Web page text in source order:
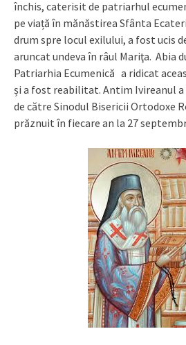
închis, caterisit de patriarhul
pe viață în mănăstirea Sfânta
drum spre locul exilului, a fost ucis
aruncat undeva în râul Mariţa. Abia
Patriarhia Ecumenică a ridicat
și a fost reabilitat. Antim Ivireanul
de către Sinodul Bisericii Ortodoxe
prăznuit în fiecare an la 27